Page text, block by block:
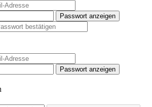
Passwort anzeigen
Passwort anzeigen